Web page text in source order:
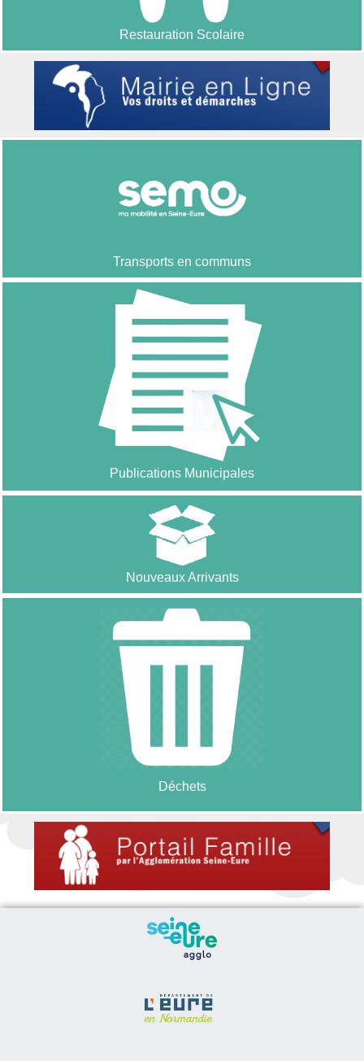
Restauration Scolaire
Transports en communs
Publications Municipales
Nouveaux Arrivants
Déchets